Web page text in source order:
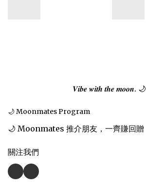
𝑽𝒊𝒃𝒆 𝒘𝒊𝒕𝒉 𝒕𝒉𝒆 𝒎𝒐𝒐𝒏. 🌙
🌙 Moonmates Program
🌙 Moonmates 推介朋友，一齊賺回贈
關注我們